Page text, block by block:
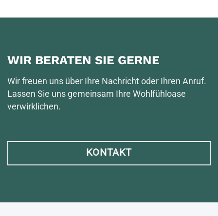
WIR BERATEN SIE GERNE
Wir freuen uns über Ihre Nachricht oder Ihren Anruf.
Lassen Sie uns gemeinsam Ihre Wohlfühloase
verwirklichen.
KONTAKT